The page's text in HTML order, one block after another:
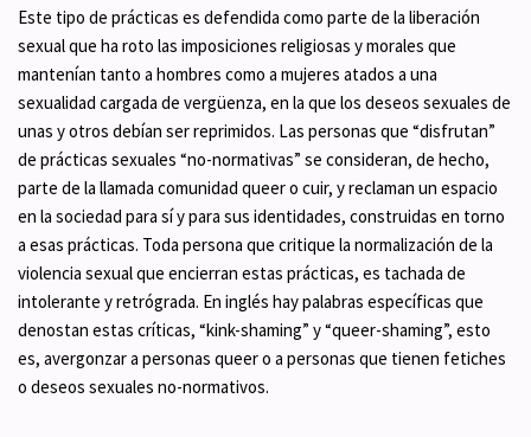
Este tipo de prácticas es defendida como parte de la liberación
sexual que ha roto las imposiciones religiosas y morales que
mantenían tanto a hombres como a mujeres atados a una
sexualidad cargada de vergüenza, en la que los deseos sexuales de
unas y otros debían ser reprimidos. Las personas que “disfrutan”
de prácticas sexuales “no-normativas” se consideran, de hecho,
parte de la llamada comunidad queer o cuir, y reclaman un espacio
en la sociedad para sí y para sus identidades, construidas en torno
a esas prácticas. Toda persona que critique la normalización de la
violencia sexual que encierran estas prácticas, es tachada de
intolerante y retrógrada. En inglés hay palabras específicas que
denostan estas críticas, “kink-shaming” y “queer-shaming”, esto
es, avergonzar a personas queer o a personas que tienen fetiches
o deseos sexuales no-normativos.